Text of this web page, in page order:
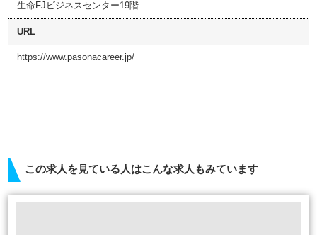
生命FJビジネスセンター19階
URL
https://www.pasonacareer.jp/
この求人を見ている人はこんな求人もみています